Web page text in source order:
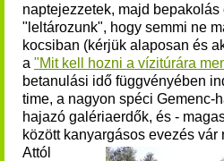
naptejezzetek, majd bepakolás
"leltározunk", hogy semmi ne
kocsiban (kérjük alaposan és
a "Mit kell hozni a vízitúrára
betanulási idő függvényében
time, a nagyon spéci Gemenc-
hajazó galériaerdők, és -
között kanyargásos evezés vár
Attól